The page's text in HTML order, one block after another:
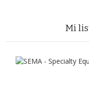
Mi